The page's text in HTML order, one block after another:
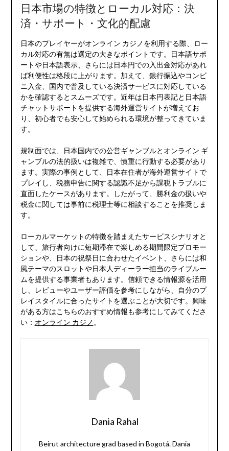
日本市場の特徴とローカル対応：決
済・サポート・文化的配慮
日本のプレイヤーがオンライン カジノを利用する際、ロー
カル対応の有無は選定の大きなポイントです。日本語サポ
ートや日本語表示、さらには日本円での入出金対応があれ
ば利便性は格段に上がります。加えて、銀行振込やコンビ
ニ入金、国内で普及している決済サービスに対応している
かを確認するとスムーズです。近年は日本円表記と日本語
チャットサポートを提供する海外運営サイトが増えてお
り、初心者でも安心して始められる環境が整ってきていま
す。
規制面では、日本国内での公営ギャンブルとオンライン ギ
ャンブルの法的扱いは複雑で、慎重に行動する必要があり
ます。実際の事例として、日本在住者が海外運営サイトで
プレイし、税務申告に関する認識不足から課税トラブルに
直面したケースがあります。したがって、勝利金の扱いや
税金に関しては事前に税理士等に相談することを推奨しま
す。
ローカルマーケットの特徴を踏まえたサービスシナリオと
して、旅行者向けに短期滞在で楽しめる期間限定プロモー
ションや、日本の祝祭日に合わせたイベント、さらには和
風テーマのスロットや日本人ディーラー担当のライブルー
ムを提供する事業者もあります。信頼できる情報源を活用
し、レビューやユーザー評価を参考にしながら、自分のプ
レイスタイルに合ったサイトを選ぶことが大切です。興味
がある方はこちらのおすすめ情報も参考にしてみてくださ
い： オンライン カジノ 。
Dania Rahal
Beirut architecture grad based in Bogotá. Dania